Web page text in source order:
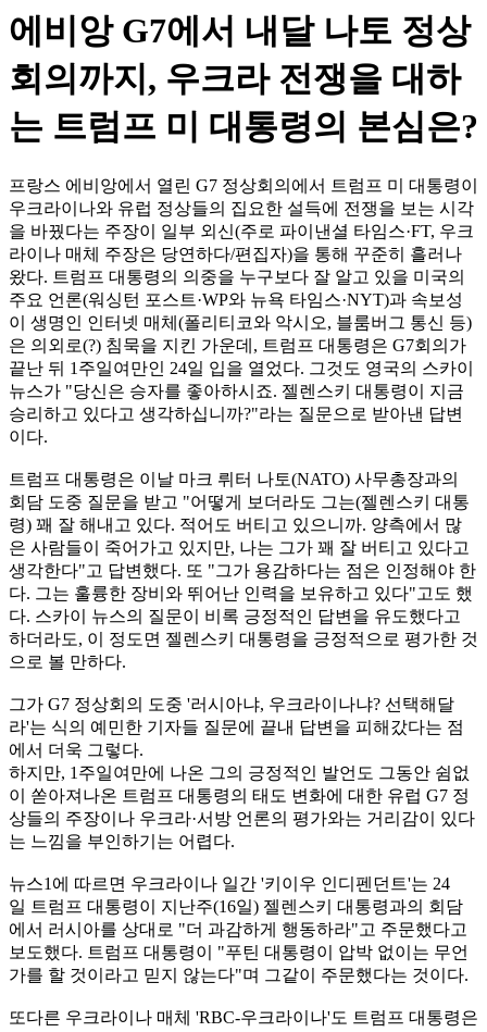
에비앙 G7에서 내달 나토 정상
회의까지, 우크라 전쟁을 대하
는 트럼프 미 대통령의 본심은?
프랑스 에비앙에서 열린 G7 정상회의에서 트럼프 미 대통령이
우크라이나와 유럽 정상들의 집요한 설득에 전쟁을 보는 시각
을 바꿨다는 주장이 일부 외신(주로 파이낸셜 타임스·FT, 우크
라이나 매체 주장은 당연하다/편집자)을 통해 꾸준히 흘러나
왔다. 트럼프 대통령의 의중을 누구보다 잘 알고 있을 미국의
주요 언론(워싱턴 포스트·WP와 뉴욕 타임스·NYT)과 속보성
이 생명인 인터넷 매체(폴리티코와 악시오, 블룸버그 통신 등)
은 의외로(?) 침묵을 지킨 가운데, 트럼프 대통령은 G7회의가
끝난 뒤 1주일여만인 24일 입을 열었다. 그것도 영국의 스카이
뉴스가 "당신은 승자를 좋아하시죠. 젤렌스키 대통령이 지금
승리하고 있다고 생각하십니까?"라는 질문으로 받아낸 답변
이다.
트럼프 대통령은 이날 마크 뤼터 나토(NATO) 사무총장과의
회담 도중 질문을 받고 "어떻게 보더라도 그는(젤렌스키 대통
령) 꽤 잘 해내고 있다. 적어도 버티고 있으니까. 양측에서 많
은 사람들이 죽어가고 있지만, 나는 그가 꽤 잘 버티고 있다고
생각한다"고 답변했다. 또 "그가 용감하다는 점은 인정해야 한
다. 그는 훌륭한 장비와 뛰어난 인력을 보유하고 있다"고도 했
다. 스카이 뉴스의 질문이 비록 긍정적인 답변을 유도했다고
하더라도, 이 정도면 젤렌스키 대통령을 긍정적으로 평가한 것
으로 볼 만하다.
그가 G7 정상회의 도중 '러시아냐, 우크라이나냐? 선택해달
라'는 식의 예민한 기자들 질문에 끝내 답변을 피해갔다는 점
에서 더욱 그렇다.
하지만, 1주일여만에 나온 그의 긍정적인 발언도 그동안 쉼없
이 쏟아져나온 트럼프 대통령의 태도 변화에 대한 유럽 G7 정
상들의 주장이나 우크라·서방 언론의 평가와는 거리감이 있다
는 느낌을 부인하기는 어렵다.
뉴스1에 따르면 우크라이나 일간 '키이우 인디펜던트'는 24
일 트럼프 대통령이 지난주(16일) 젤렌스키 대통령과의 회담
에서 러시아를 상대로 "더 과감하게 행동하라"고 주문했다고
보도했다. 트럼프 대통령이 "푸틴 대통령이 압박 없이는 무언
가를 할 것이라고 믿지 않는다"며 그같이 주문했다는 것이다.
또다른 우크라이나 매체 'RBC-우크라이나'도 트럼프 대통령은